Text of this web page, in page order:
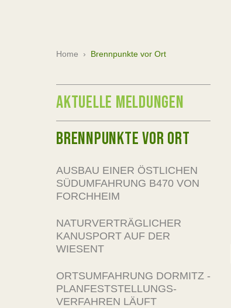
Home › Brennpunkte vor Ort
AKTUELLE MELDUNGEN
BRENNPUNKTE VOR ORT
AUSBAU EINER ÖSTLICHEN
SÜDUMFAHRUNG B470 VON
FORCHHEIM
NATURVERTRÄGLICHER
KANUSPORT AUF DER
WIESENT
ORTSUMFAHRUNG DORMITZ -
PLANFESTSTELLUNGS-
VERFAHREN LÄUFT